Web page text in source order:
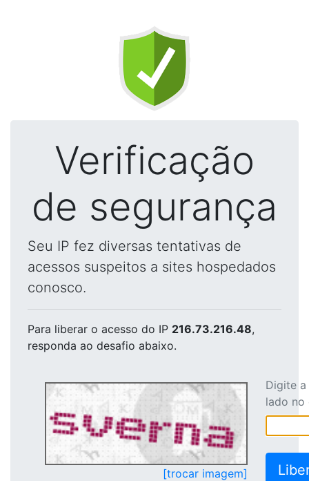
Verificação
de segurança
Seu IP fez diversas tentativas de
acessos suspeitos a sites hospedados
conosco.
Para liberar o acesso do IP 216.73.216.48,
responda ao desafio abaixo.
[trocar imagem]
Digite
lado no